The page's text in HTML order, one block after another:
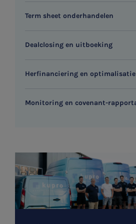
Meest gezochte onderwerpen
Belastingadvies
Ondernemer en privé
HR Advies
Term sheet onderhandelen
Dealclosing en uitboeking
Herfinanciering en optimalisatie
Monitoring en covenant-